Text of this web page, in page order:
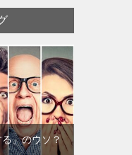
る」のウソ？